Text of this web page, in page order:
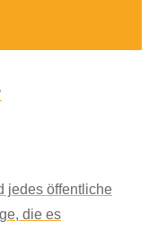
jedes öffentliche
die es